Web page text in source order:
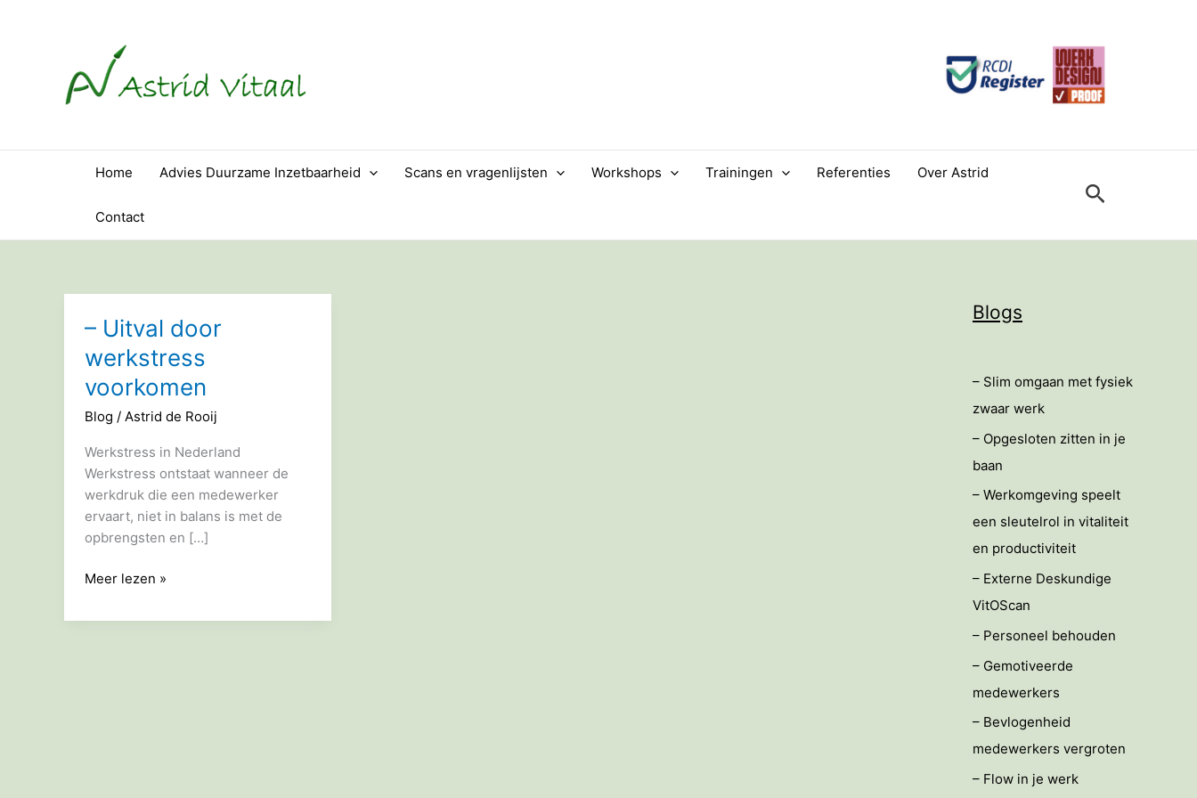
Home Advies Duurzame Inzetbaarheid Scans en vragenlijsten Workshops Trainingen Referenties Over Astrid
Contact
Zoeken
– Uitval door
werkstress
voorkomen
Blog / Astrid de Rooij
Werkstress in Nederland
Werkstress ontstaat wanneer de
werkdruk die een medewerker
ervaart, niet in balans is met de
opbrengsten en […]
–
door
Meer lezen »
Blogs
– Slim omgaan met fysiek
zwaar werk
– Opgesloten zitten in je
baan
– Werkomgeving speelt
een sleutelrol in vitaliteit
en productiviteit
– Externe Deskundige
VitOScan
– Personeel behouden
– Gemotiveerde
medewerkers
– Bevlogenheid
medewerkers vergroten
– Flow in je werk